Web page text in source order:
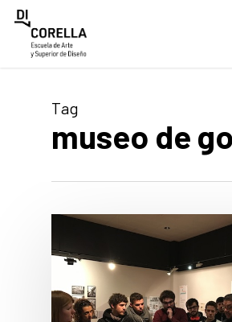
Skip
Tag
museo de